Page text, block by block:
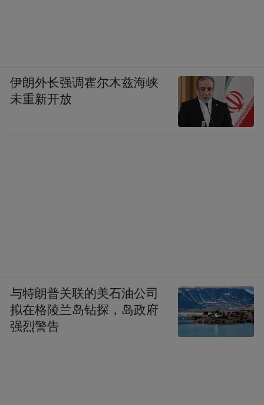
伊朗外长强调霍尔木兹海峡
未重新开放
与特朗普关联的美石油公司
拟在格陵兰岛钻探，岛政府
强烈警告